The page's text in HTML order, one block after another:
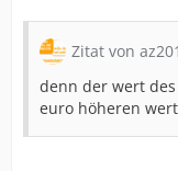
Zitat von
denn der wert
euro höheren